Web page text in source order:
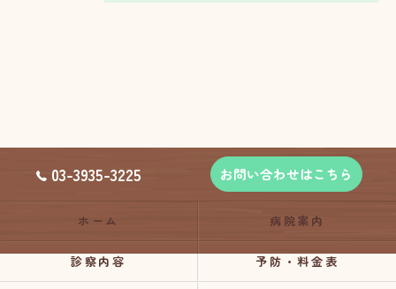
03-3935-3225 お問い合わせはこちら
ホーム 病院案内
診察内容 予防・料金表